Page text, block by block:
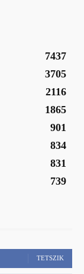
7437
3705
2116
1865
901
834
831
739
TETSZIK